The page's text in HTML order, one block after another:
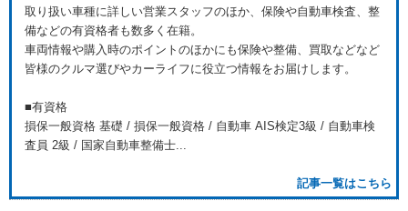
取り扱い車種に詳しい営業スタッフのほか、保険や自動車検査、整
備などの有資格者も数多く在籍。
車両情報や購入時のポイントのほかにも保険や整備、買取などなど
皆様のクルマ選びやカーライフに役立つ情報をお届けします。
■有資格
損保一般資格 基礎 / 損保一般資格 / 自動車 AIS検定3級 / 自動車検
査員 2級 / 国家自動車整備士...
記事一覧はこちら